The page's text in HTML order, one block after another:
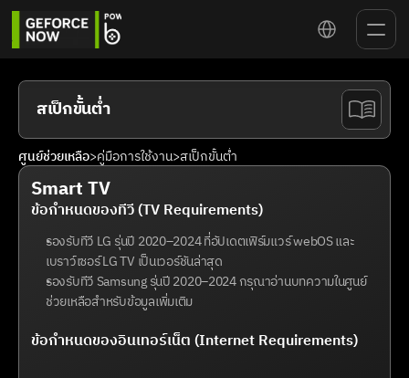
Select Language
สเป็กขั้นต่ำ
ศูนย์ช่วยเหลือ>คู่มือการใช้งาน>สเป็กขั้นต่ำ
Smart TV
ข้อกำหนดของทีวี (TV Requirements)
รองรับทีวี LG รุ่นปี 2020–2024 ที่อัปเดตเฟิร์มแวร์ webOS และ
เบราว์เซอร์ LG TV เป็นเวอร์ชันล่าสุด
รองรับทีวี Samsung รุ่นปี 2020–2024 กรุณาอ่านบทความในศูนย์
ช่วยเหลือสำหรับข้อมูลเพิ่มเติม
ข้อกำหนดของอินเทอร์เน็ต (Internet Requirements)